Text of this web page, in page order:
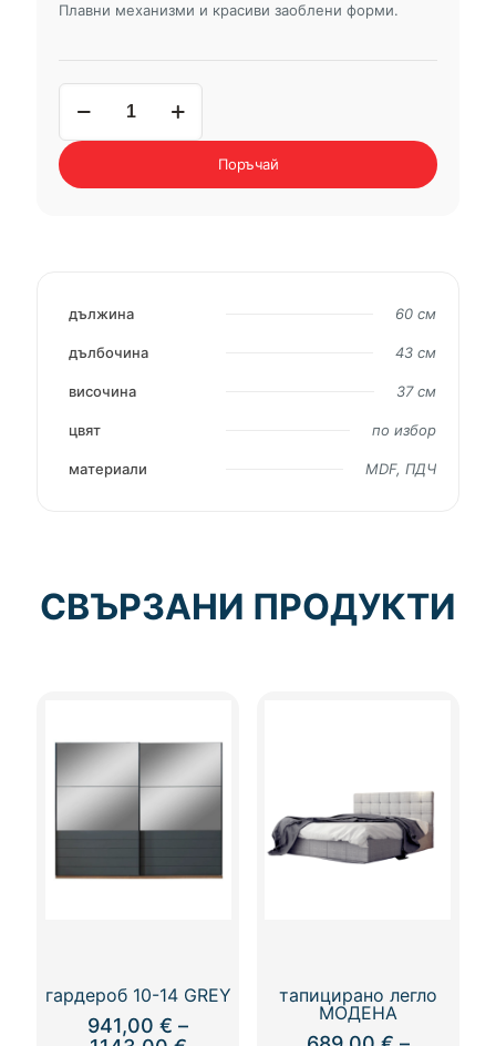
Плавни механизми и красиви заоблени форми.
шкафче
ОВАЛ
Поръчай
дължина 60 см
дълбочина 43 см
височина 37 см
цвят по избор
материали MDF, ПДЧ
СВЪРЗАНИ ПРОДУКТИ
гардероб 10-14 GREY
941,00€ –
тапицирано легло
МОДЕНА